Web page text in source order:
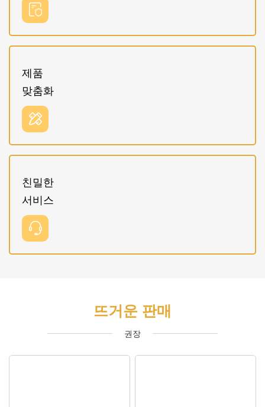
제품
맞춤화
친밀한
서비스
뜨거운 판매
권장